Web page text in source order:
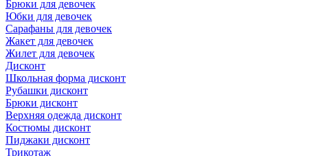
Брюки для девочек
Юбки для девочек
Сарафаны для девочек
Жакет для девочек
Жилет для девочек
Дисконт
Школьная форма дисконт
Рубашки дисконт
Брюки дисконт
Верхняя одежда дисконт
Костюмы дисконт
Пиджаки дисконт
Трикотаж